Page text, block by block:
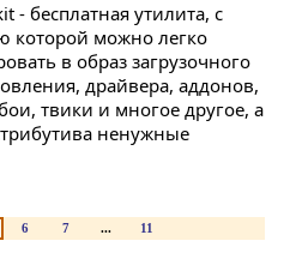
- бесплатная утилита, с
которой можно легко
в образ загрузочного
драйвера, аддонов,
твики и многое другое, а
ненужные
6 7 ... 11